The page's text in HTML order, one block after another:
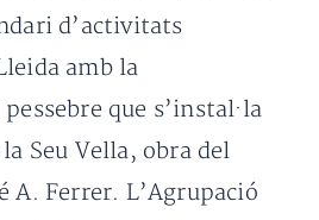
d’activitats
amb la
que s’instal·la
Seu Vella, obra del
A. Ferrer. L’Agrupació